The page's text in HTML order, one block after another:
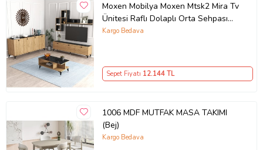
Moxen Mobilya Moxen Mtsk2 Mira Tv
Ünitesi Raflı Dolaplı Orta Sehpası
Ve Konsol Takımı /yemek Odası
Kargo Bedava
Sepet Fiyatı 12.144TL
1006 MDF MUTFAK MASA TAKIMI
(Bej)
Kargo Bedava